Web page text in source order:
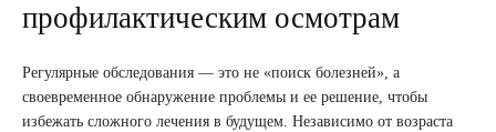
профилактическим осмотрам
Регулярные обследования — это не «поиск болезней», а
своевременное обнаружение проблемы и ее решение, чтобы
избежать сложного лечения в будущем. Независимо от возраста